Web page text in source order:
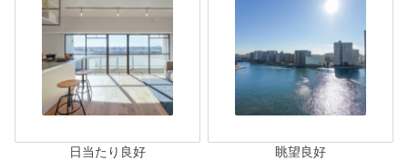
日当たり良好 眺望良好